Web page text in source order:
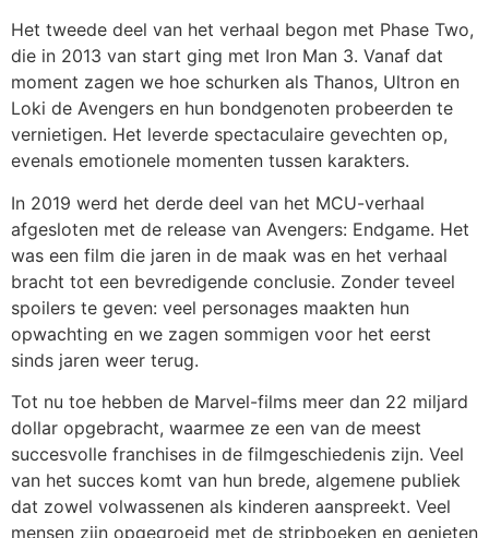
Het tweede deel van het verhaal begon met Phase Two,
die in 2013 van start ging met Iron Man 3. Vanaf dat
moment zagen we hoe schurken als Thanos, Ultron en
Loki de Avengers en hun bondgenoten probeerden te
vernietigen. Het leverde spectaculaire gevechten op,
evenals emotionele momenten tussen karakters.
In 2019 werd het derde deel van het MCU-verhaal
afgesloten met de release van Avengers: Endgame. Het
was een film die jaren in de maak was en het verhaal
bracht tot een bevredigende conclusie. Zonder teveel
spoilers te geven: veel personages maakten hun
opwachting en we zagen sommigen voor het eerst
sinds jaren weer terug.
Tot nu toe hebben de Marvel-films meer dan 22 miljard
dollar opgebracht, waarmee ze een van de meest
succesvolle franchises in de filmgeschiedenis zijn. Veel
van het succes komt van hun brede, algemene publiek
dat zowel volwassenen als kinderen aanspreekt. Veel
mensen zijn opgegroeid met de stripboeken en genieten